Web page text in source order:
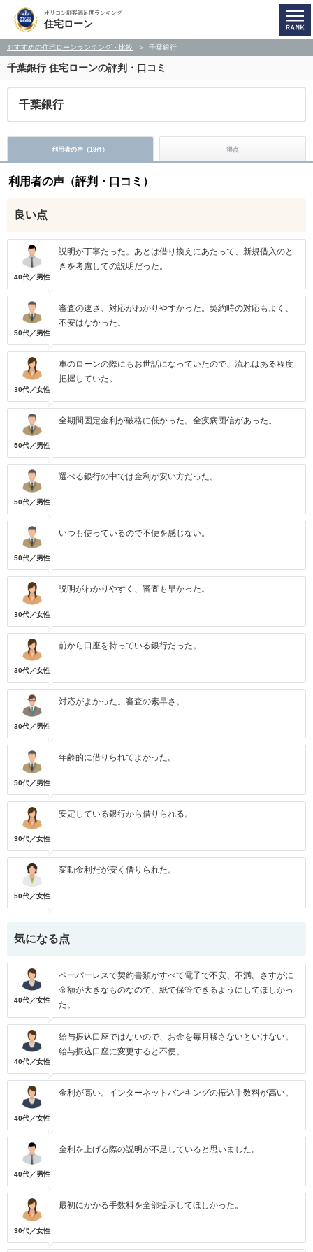
オリコン顧客満足度ランキング
住宅ローン
おすすめの住宅ローンランキング・比較 千葉銀行
千葉銀行住宅ローンの評判・口コミ
千葉銀行
利用者の声（18件） 得点
利用者の声（評判・口コミ）
良い点
40代／男性
説明が丁寧だった。あとは借り換えにあたって、新規借入のと
きを考慮しての説明だった。
50代／男性
審査の速さ、対応がわかりやすかった。契約時の対応もよく、
不安はなかった。
30代／女性
車のローンの際にもお世話になっていたので、流れはある程度
把握していた。
50代／男性
全期間固定金利が破格に低かった。全疾病団信があった。
50代／男性
選べる銀行の中では金利が安い方だった。
50代／男性
いつも使っているので不便を感じない。
30代／女性
説明がわかりやすく、審査も早かった。
30代／女性
前から口座を持っている銀行だった。
30代／男性
対応がよかった。審査の素早さ。
50代／男性
年齢的に借りられてよかった。
30代／女性
安定している銀行から借りられる。
50代／女性
変動金利だが安く借りられた。
気になる点
40代／女性
ペーパーレスで契約書類がすべて電子で不安、不満。さすがに
金額が大きなものなので、紙で保管できるようにしてほしかっ
た。
40代／女性
給与振込口座ではないので、お金を毎月移さないといけない。
給与振込口座に変更すると不便。
40代／女性
金利が高い。インターネットバンキングの振込手数料が高い。
40代／男性
金利を上げる際の説明が不足していると思いました。
30代／女性
最初にかかる手数料を全部提示してほしかった。